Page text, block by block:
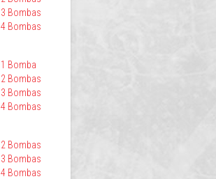
3 Bombas
4 Bombas
1 Bomba
2 Bombas
3 Bombas
4 Bombas
2 Bombas
3 Bombas
4 Bombas